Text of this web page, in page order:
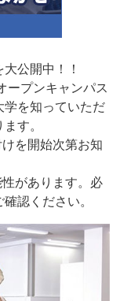
公開中！！
ープンキャンパス
学を知っていただ
す。
を開始次第お知
があります。必
認ください。